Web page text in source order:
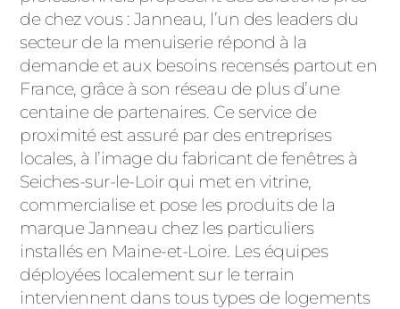
de chez vous : Janneau, l’un des leaders du
secteur de la menuiserie répond à la
demande et aux besoins recensés partout en
France, grâce à son réseau de plus d’une
centaine de partenaires. Ce service de
proximité est assuré par des entreprises
locales, à l’image du fabricant de fenêtres à
Seiches-sur-le-Loir qui met en vitrine,
commercialise et pose les produits de la
marque Janneau chez les particuliers
installés en Maine-et-Loire. Les équipes
déployées localement sur le terrain
interviennent dans tous types de logements
ACIER